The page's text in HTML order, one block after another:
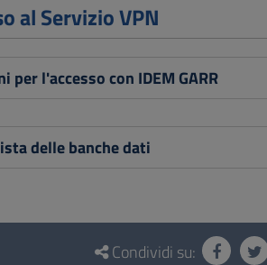
al Servizio VPN
per l'accesso con IDEM GARR
delle banche dati
Condividi su: